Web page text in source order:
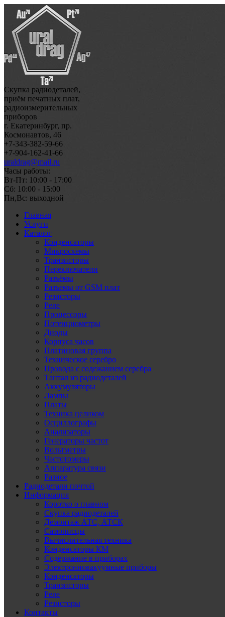
Скупка радиодеталей,
приём печатных плат,
радиоизмерительных
приборов
г. Екатеринбург, пр.
Космонавтов, 46
+7-343-382-59-66
+7-904-162-41-66
uraldrag@mail.ru
Часы работы:
Вт-Пт: 10:00 - 17:00
Сб: 10:00 - 15:00
Пн,Вс: выходной
Главная
Услуги
Каталог
Конденсаторы
Микросхемы
Транзисторы
Переключатели
Разъёмы
Разъемы от GSM плат
Резисторы
Реле
Процессоры
Потенциометры
Диоды
Корпуса часов
Платиновая группа
Техническое серебро
Провода с содежанием серебра
Тантал из радиодеталей
Аккумуляторы
Лампы
Платы
Техника целиком
Осциллографы
Анализаторы
Генераторы частот
Вольтметры
Частотомеры
Аппаратура связи
Разное
Радиодетали почтой
Информация
Коротко о главном
Скупка радиодеталей
Демонтаж АТС, АТСК
Самописцы
Вычислительная техника
Конденсаторы КМ
Содержание в приборах
Электронновакуумные приборы
Конденсаторы
Транзисторы
Реле
Резисторы
Контакты